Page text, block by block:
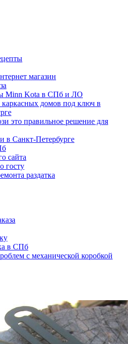
магазин
Minn Kota в СПб и ЛО
каркасных домов под ключ в
это правильное решение для
в Санкт-Петербурге
сайта
госту
раздатка
в СПб
с механической коробкой